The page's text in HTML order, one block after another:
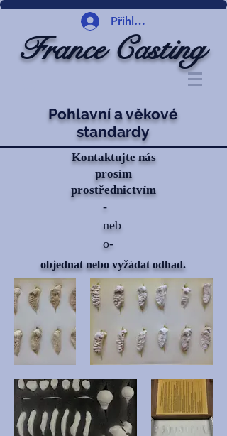
Přihlásit se
France Casting
Pohlavní a věkové
standardy
Kontaktujte nás
prosím
prostřednictvím
-
neb
o-
objednat nebo vyžádat odhad.